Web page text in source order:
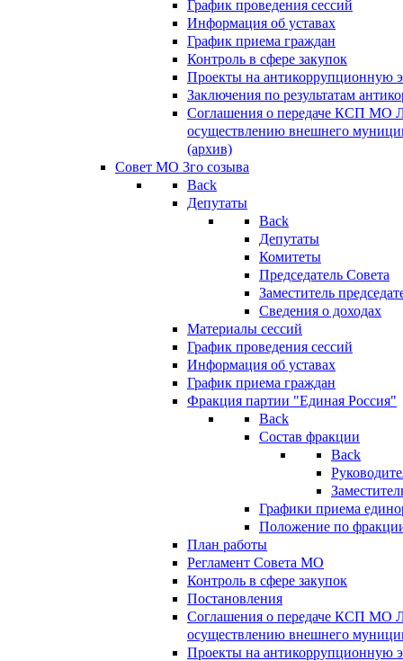
График проведения сессий
Информация об уставах
График приема граждан
Контроль в сфере закупок
Проекты на антикоррупционную
Заключения по результатам
Соглашения о передаче КСП МО
осуществлению внешнего
(архив)
Совет МО 3го созыва
Back
Депутаты
Back
Депутаты
Комитеты
Председатель Совета
Заместитель
Сведения о доходах
Материалы сессий
График проведения сессий
Информация об уставах
График приема граждан
Фракция партии "Единая Россия"
Back
Состав фракции
Back
Графики приема
Положение по
План работы
Регламент Совета МО
Контроль в сфере закупок
Постановления
Соглашения о передаче КСП МО
осуществлению внешнего
Проекты на антикоррупционную